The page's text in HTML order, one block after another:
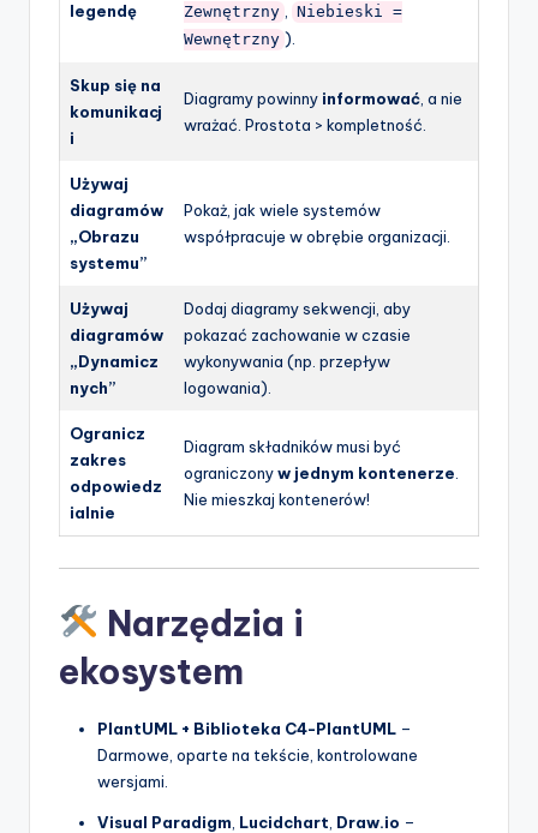
legendę
Zewnętrzny , Niebieski =
Wewnętrzny ).
Skup się na
komunikacj
i
Diagramy powinny informować, a nie
wrażać. Prostota > kompletność.
Używaj
diagramów
„Obrazu
systemu”
Pokaż, jak wiele systemów
współpracuje w obrębie organizacji.
Używaj
diagramów
„Dynamicz
nych”
Dodaj diagramy sekwencji, aby
pokazać zachowanie w czasie
wykonywania (np. przepływ
logowania).
Ogranicz
zakres
odpowiedz
ialnie
Diagram składników musi być
ograniczonyw jednym kontenerze.
Nie mieszkaj kontenerów!
Narzędzia i
ekosystem
PlantUML + Biblioteka C4-PlantUML –
Darmowe, oparte na tekście, kontrolowane
wersjami.
Visual Paradigm Lucidchart Draw.io –